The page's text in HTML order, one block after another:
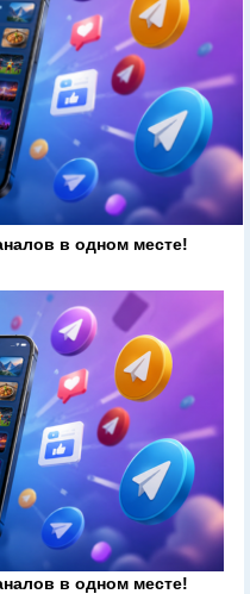
в одном месте!
в одном месте!